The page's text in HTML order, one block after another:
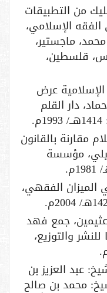
من التطبيقات
الإسلامي،
ماجستير،
قلسطين،
عرض
دار القلم
مقارنة بالقانون
مؤسسة
الميزان الفقهي،
عثيمين، جمع فهد
للنشر والتوزيع،
عبد العزيز بن
محمد بن صالح